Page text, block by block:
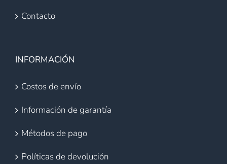
Contacto
INFORMACIÓN
Costos de envío
Información de garantía
Métodos de pago
Políticas de devolución